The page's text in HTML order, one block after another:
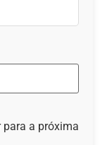
para a próxima